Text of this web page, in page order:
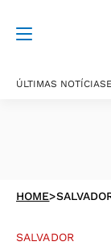
ÚLTIMAS NOTÍCIAS
HOME>
SALVADOR